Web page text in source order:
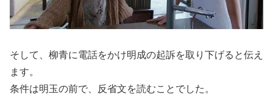
そして、柳青に電話をかけ明成の起訴を取り下げると伝え
ます。
条件は明玉の前で、反省文を読むことでした。